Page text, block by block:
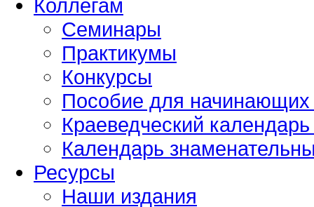
Коллегам
Семинары
Практикумы
Конкурсы
Пособие для начинающих
Краеведческий
Календарь
Ресурсы
Наши издания